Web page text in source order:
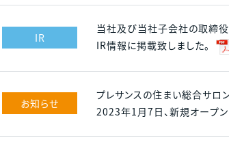
IR
当社及び当社子会社の取締
IR情報に掲載致しました。
お知らせ
プレサンスの住まい総合サロン
2023年1月7日、新規オープン